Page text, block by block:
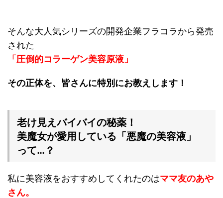
そんな大人気シリーズの開発企業フラコラから発売
された
「圧倒的コラーゲン美容原液」
その正体を、皆さんに特別にお教えします！
老け見えバイバイの秘薬！
美魔女が愛用している「悪魔の美容液」
って…？
私に美容液をおすすめしてくれたのはママ友のあや
さん。